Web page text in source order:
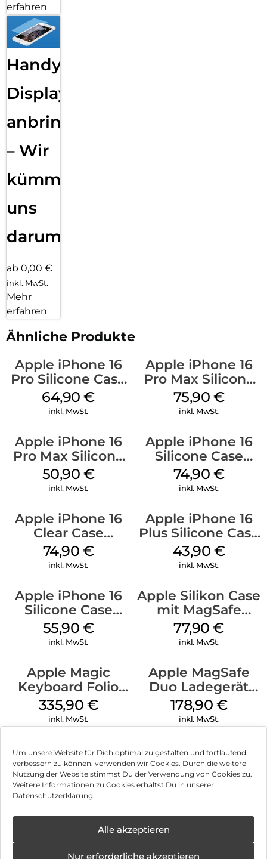
Um unsere Website für Dich optimal zu gestalten und fortlaufend
verbessern zu können, verwenden wir Cookies. Durch die weitere
Nutzung der Website stimmst Du der Verwendung von Cookies zu.
Weitere Informationen zu Cookies erhältst Du in unserer
Datenschutzerklärung.
Alle akzeptieren
Nur erforderliche akzeptieren
erfahren
Handy
Displayfolie
anbringen
– Wir
kümmern
uns
darum!
ab 0,00 €
inkl. MwSt.
Mehr
erfahren
Ähnliche Produkte
Apple iPhone 16
Pro Silicone Case
MagSafe Denim
64,90€
inkl. MwSt.
Apple iPhone 16
Pro Max Silicone
Case MagSafe
Stone Gray
75,90 €
inkl. MwSt.
Apple iPhone 16
Pro Max Silicone
Case MagSafe
Denim
50,90 €
inkl. MwSt.
Apple iPhone 16
Silicone Case
MagSafe Lake
Green
74,90 €
inkl. MwSt.
Apple iPhone 16
Clear Case
MagSafe
Transparent
74,90 €
inkl. MwSt.
Apple iPhone 16
Plus Silicone Case
MagSafe Black
43,90 €
inkl. MwSt.
Apple iPhone 16
Silicone Case
MagSafe Plum
55,90 €
inkl. MwSt.
Apple Silikon Case
mit MagSafe
iPhone 14 Pro
(PRODUCT)RED
77,90€
inkl. MwSt.
Apple Magic
Keyboard Folio
iPad 10.9″ (10.Gen.)
Weiß
335,90 €
inkl. MwSt.
Apple MagSafe
Duo Ladegerät
Weiß
178,90 €
inkl. MwSt.
Impressum